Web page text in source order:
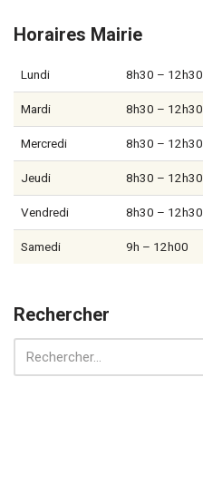
Horaires Mairie
Lundi 8h30 – 12h30
Mardi 8h30 – 12h30
Mercredi 8h30 – 12h30
Jeudi 8h30 – 12h30
Vendredi 8h30 – 12h30
Samedi 9h – 12h00
Rechercher